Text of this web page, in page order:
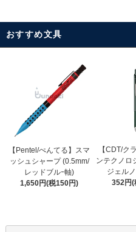
おすすめ文具
【Pentel/ぺんてる】スマ
ッシュシャープ (0.5mm/
レッドブルｰ軸)
1,650円(税150円)
【CDT/ク
ンテクノロ
ジェル
352円(